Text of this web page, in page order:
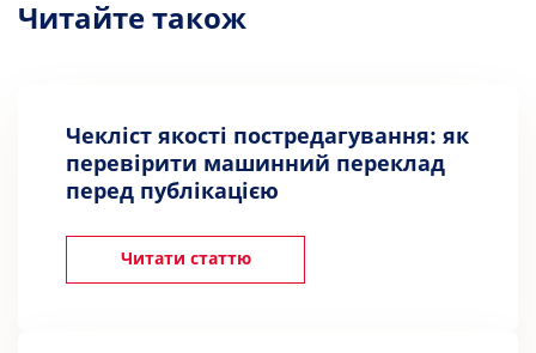
Читайте також
Чекліст якості постредагування: як
перевірити машинний переклад
перед публікацією
Читати статтю